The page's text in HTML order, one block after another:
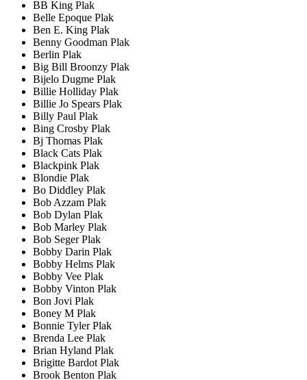
BB King Plak
Belle Epoque Plak
Ben E. King Plak
Benny Goodman Plak
Berlin Plak
Big Bill Broonzy Plak
Bijelo Dugme Plak
Billie Holliday Plak
Billie Jo Spears Plak
Billy Paul Plak
Bing Crosby Plak
Bj Thomas Plak
Black Cats Plak
Blackpink Plak
Blondie Plak
Bo Diddley Plak
Bob Azzam Plak
Bob Dylan Plak
Bob Marley Plak
Bob Seger Plak
Bobby Darin Plak
Bobby Helms Plak
Bobby Vee Plak
Bobby Vinton Plak
Bon Jovi Plak
Boney M Plak
Bonnie Tyler Plak
Brenda Lee Plak
Brian Hyland Plak
Brigitte Bardot Plak
Brook Benton Plak